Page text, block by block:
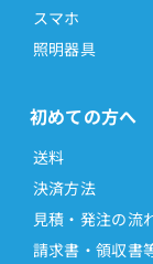
スマホ
照明器具
初めての方へ
送料
決済方法
見積・発注の流
請求書・領収書